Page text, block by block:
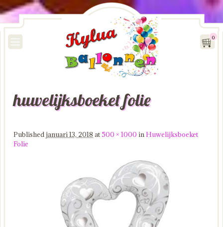
0
Image navigation
huwelijksboeket folie
Publishedjanuari 13, 2018 at500 × 1000 inHuwelijksboeket
Folie